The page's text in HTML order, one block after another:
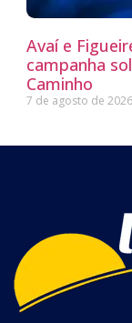
Avaí e
campanha
Caminho
7 de agosto de 2026